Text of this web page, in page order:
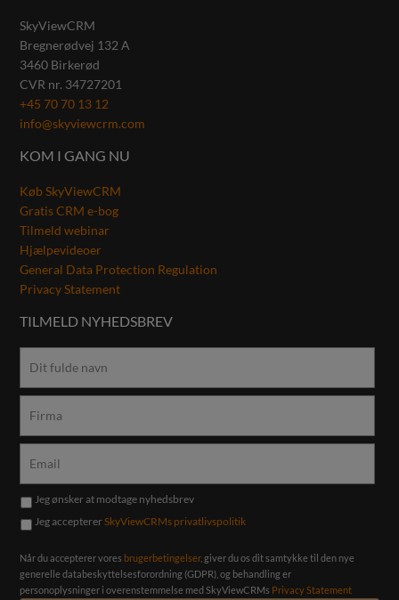
SkyViewCRM
Bregnerødvej 132 A
3460 Birkerød
CVR nr. 34727201
+45 70 70 13 12
info@skyviewcrm.com
KOM I GANG NU
Køb SkyViewCRM
Gratis CRM e-bog
Tilmeld webinar
Hjælpevideoer
General Data Protection Regulation
Privacy Statement
TILMELD NYHEDSBREV
Jeg ønsker at modtage nyhedsbrev
Jeg acceptererSkyViewCRMs privatlivspolitik
Når du accepterer vores brugerbetingelser, giver du os dit samtykke til den nye
generelle databeskyttelsesforordning (GDPR), og behandling er
personoplysninger i overenstemmelse med SkyViewCRMs Privacy Statement